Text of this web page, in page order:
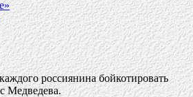
россиянина бойкотировать
Медведева.